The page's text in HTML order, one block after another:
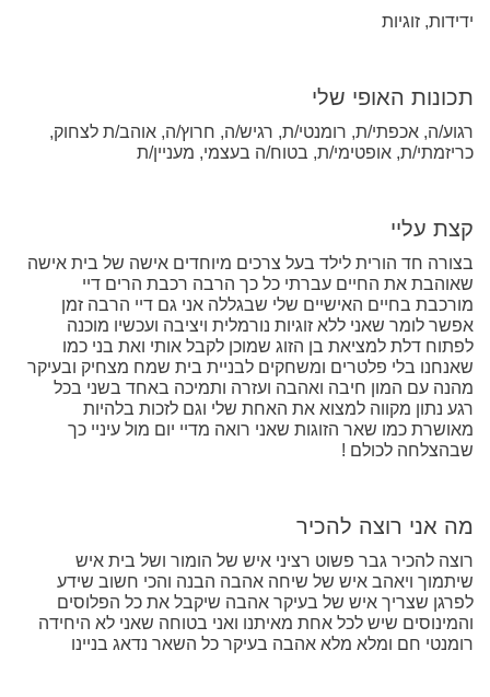
ידידות, זוגיות
תכונות האופי שלי
רגוע/ה, אכפתי/ת, רומנטי/ת, רגיש/ה, חרוץ/ה, אוהב/ת לצחוק,
כריזמתי/ת, אופטימי/ת, בטוח/ה בעצמי, מעניין/ת
קצת עליי
בצורה חד הורית לילד בעל צרכים מיוחדים אישה של בית אישה
שאוהבת את החיים עברתי כל כך הרבה רכבת הרים דיי
מורכבת בחיים האישיים שלי שבגללה אני גם דיי הרבה זמן
אפשר לומר שאני ללא זוגיות נורמלית ויציבה ועכשיו מוכנה
לפתוח דלת למציאת בן הזוג שמוכן לקבל אותי ואת בני כמו
שאנחנו בלי פלטרים ומשחקים לבניית בית שמח מצחיק ובעיקר
מהנה עם המון חיבה ואהבה ועזרה ותמיכה באחד בשני בכל
רגע נתון מקווה למצוא את האחת שלי וגם לזכות בלהיות
מאושרת כמו שאר הזוגות שאני רואה מדיי יום מול עיניי כך
שבהצלחה לכולם !
מה אני רוצה להכיר
רוצה להכיר גבר פשוט רציני איש של הומור ושל בית איש
שיתמוך ויאהב איש של שיחה אהבה הבנה והכי חשוב שידע
לפרגן שצריך איש של בעיקר אהבה שיקבל את כל הפלוסים
והמינוסים שיש לכל אחת מאיתנו ואני בטוחה שאני לא היחידה
רומנטי חם ומלא מלא אהבה בעיקר כל השאר נדאג בניינו